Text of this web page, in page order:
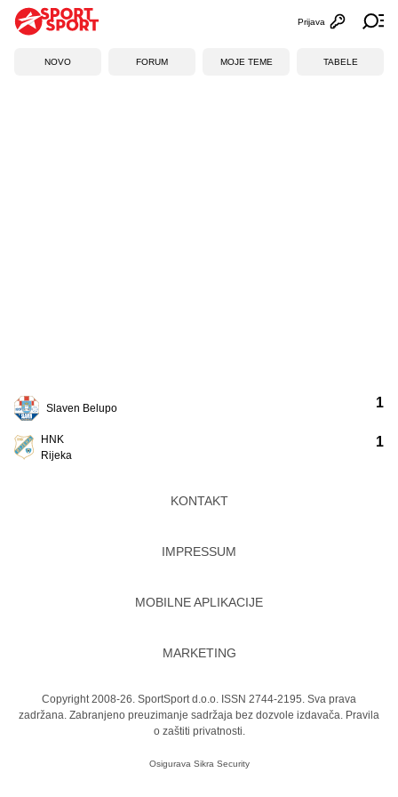
Otvori
Prijava
NOVO FORUM MOJE TEME TABELE
Slaven Belupo
HNK
Rijeka
1
1
KONTAKT
IMPRESSUM
MOBILNE APLIKACIJE
MARKETING
Copyright 2008-26. SportSport d.o.o. ISSN 2744-2195. Sva prava
zadržana. Zabranjeno preuzimanje sadržaja bez dozvole izdavača. Pravila
o zaštiti privatnosti.
Osigurava Sikra Security